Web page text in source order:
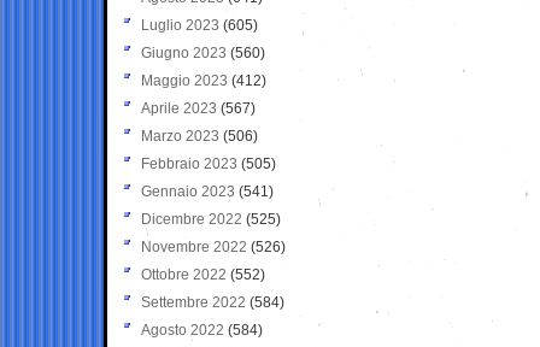
Luglio 2023 (605)
Giugno 2023 (560)
Maggio 2023 (412)
Aprile 2023 (567)
Marzo 2023 (506)
Febbraio 2023 (505)
Gennaio 2023 (541)
Dicembre 2022 (525)
Novembre 2022 (526)
Ottobre 2022 (552)
Settembre 2022 (584)
Agosto 2022 (584)